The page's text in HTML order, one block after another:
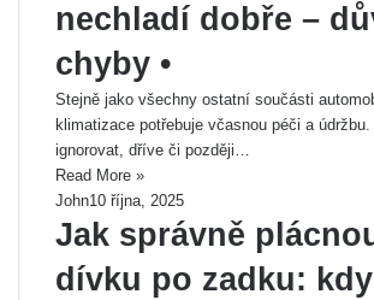
nechladí dobře –
chyby •
Stejně jako všechny ostatní součásti
klimatizace potřebuje včasnou péči a
ignorovat, dříve či později…
Read More »
John10 října, 2025
Jak správně
dívku po zadku: